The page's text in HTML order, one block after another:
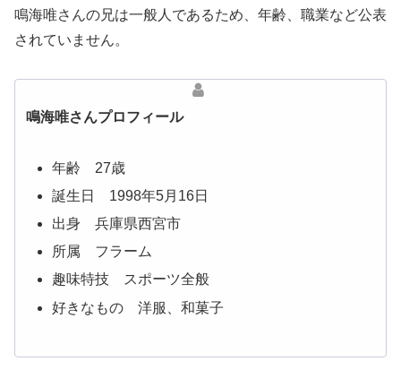
鳴海唯さんの兄は一般人であるため、年齢、職業など公表
されていません。
鳴海唯さんプロフィール
年齢 27歳
誕生日 1998年5月16日
出身 兵庫県西宮市
所属 フラーム
趣味特技 スポーツ全般
好きなもの 洋服、和菓子